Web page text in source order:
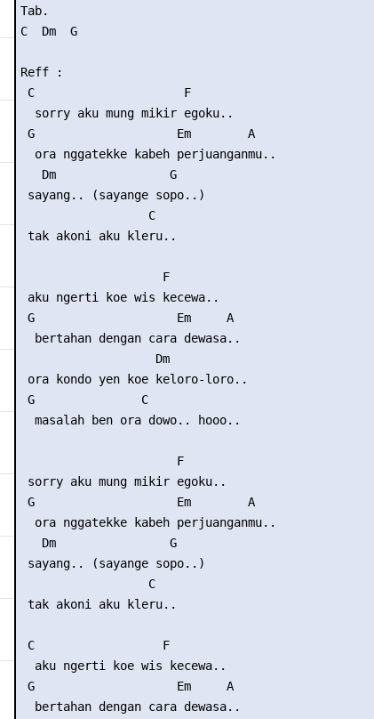
Tab.
C  Dm  G
Reff :
C                     F
  sorry aku mung mikir egoku..
G                    Em        A
  ora nggatekke kabeh perjuanganmu..
   Dm                G
sayang.. (sayange sopo..)
                  C
tak akoni aku kleru..
                    F
aku ngerti koe wis kecewa..
G                    Em     A
  bertahan dengan cara dewasa..
                   Dm
ora kondo yen koe keloro-loro..
G               C
  masalah ben ora dowo.. hooo..
                      F
sorry aku mung mikir egoku..
G                    Em        A
  ora nggatekke kabeh perjuanganmu..
   Dm                G
sayang.. (sayange sopo..)
                  C
tak akoni aku kleru..
C                  F
  aku ngerti koe wis kecewa..
G                    Em     A
  bertahan dengan cara dewasa..